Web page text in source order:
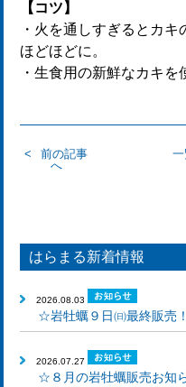
【コツ】
・火を通しすぎるとカ
ほどほどに。
・生食用の新鮮なカキを
前の記事
へ
はらまる新着情報
2026.08.03
☆岩牡蠣９日㈰最終販売！
2026.07.27
☆８月の岩牡蠣販売お知